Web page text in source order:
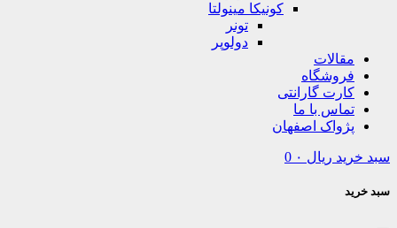
کونیکا مینولتا
تونر
دولوپر
مقالات
فروشگاه
کارت گارانتی
تماس با ما
پژواک اصفهان
سبد خرید ریال 0
سبد خرید